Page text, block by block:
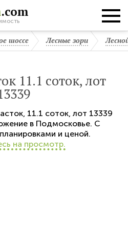
.com
шоссе Лесные зори
11.1 соток, лот
, 11.1 соток, лот 13339
в Подмосковье. С
и ценой.
на просмотр.